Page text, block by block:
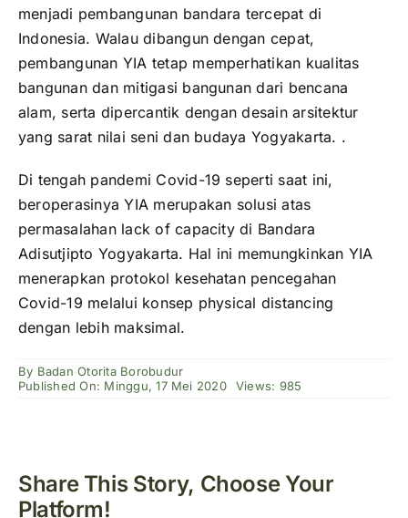
menjadi pembangunan bandara tercepat di
Indonesia. Walau dibangun dengan cepat,
pembangunan YIA tetap memperhatikan kualitas
bangunan dan mitigasi bangunan dari bencana
alam, serta dipercantik dengan desain arsitektur
yang sarat nilai seni dan budaya Yogyakarta. .
Di tengah pandemi Covid-19 seperti saat ini,
beroperasinya YIA merupakan solusi atas
permasalahan lack of capacity di Bandara
Adisutjipto Yogyakarta. Hal ini memungkinkan YIA
menerapkan protokol kesehatan pencegahan
Covid-19 melalui konsep physical distancing
dengan lebih maksimal.
By Badan Otorita Borobudur
Published On: Minggu, 17 Mei 2020
Views: 985
Share This Story, Choose Your
Platform!